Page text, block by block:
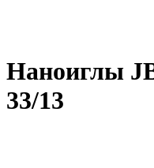
Наноиглы
33/13